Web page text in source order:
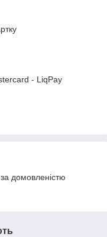
- LiqPay
домовленістю